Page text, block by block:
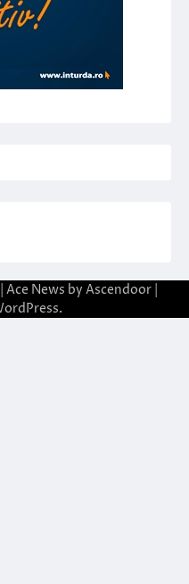
| Ace News by Ascendoor
.